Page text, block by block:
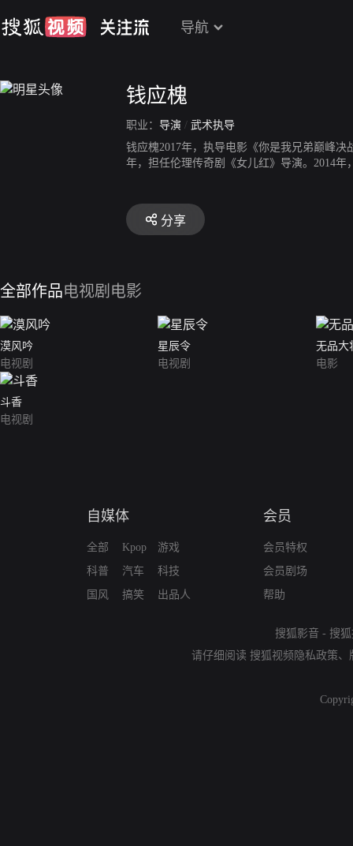
导航
钱应槐
职业： 导演 / 武术执导
钱应槐2017年，执导电影《你是我兄弟巅峰
年，担任伦理传奇剧《女儿红》导演。2014
分享
全部作品电视剧 电影
漠风吟
电视剧
星辰令
电视剧
无品大
电影
斗香
电视剧
自媒体
全部
科普
国风
Kpop
汽车
搞笑
游戏
科技
出品人
会员
会员特权
会员剧场
帮助
搜狐影音 - 搜
请仔细阅读 搜狐视频隐私政策、